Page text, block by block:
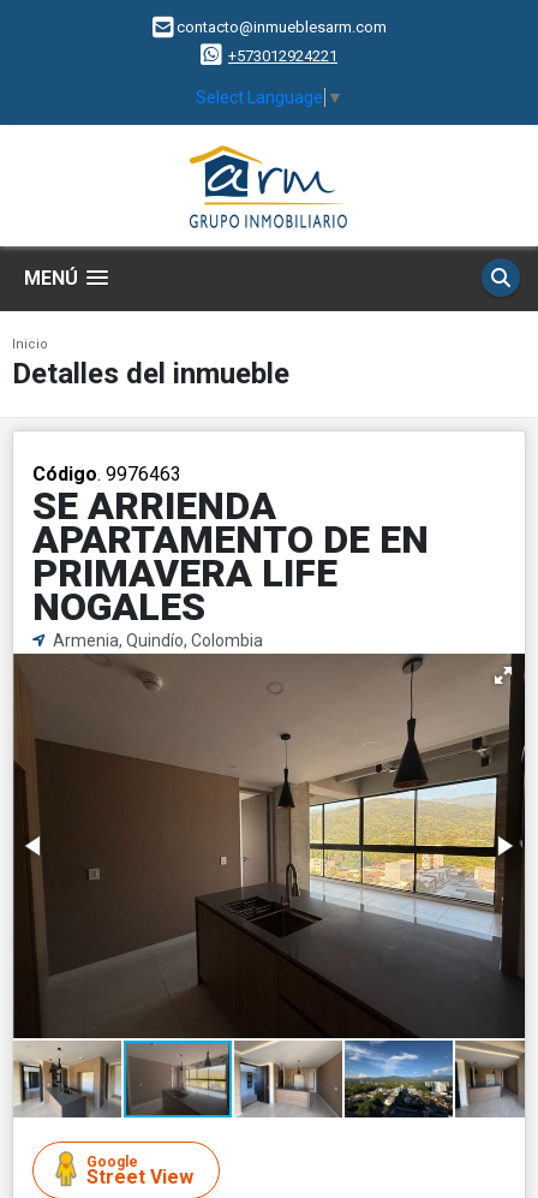
contacto@inmueblesarm.com
+573012924221
Select Language ▼
MENÚ
Inicio
Detalles del inmueble
Código. 9976463
SE ARRIENDA
APARTAMENTO DE EN
PRIMAVERA LIFE
NOGALES
Armenia, Quindío, Colombia
Google
Street View